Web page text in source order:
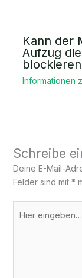
Kann der
Aufzug
blockieren
Informationen
Schreibe
Deine E-Mail-
Felder sind mit *
eingeben…